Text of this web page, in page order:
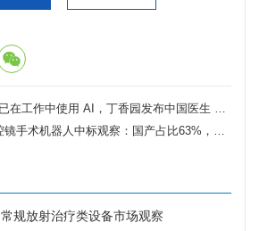
工作中使用 AI，丁香园发布中国医生 AI 调研
术机器人中标观察：国产占比63%，精锋继续领跑！
规放射治疗类设备市场观察